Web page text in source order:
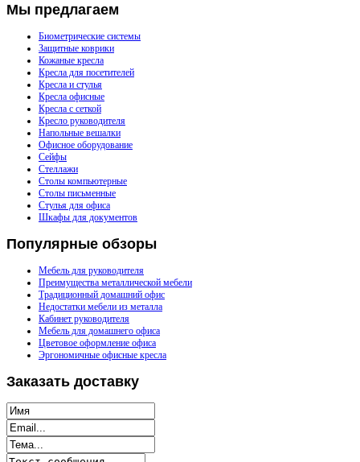
Мы предлагаем
Биометрические системы
Защитные коврики
Кожаные кресла
Кресла для посетителей
Кресла и стулья
Кресла офисные
Кресла с сеткой
Кресло руководителя
Напольные вешалки
Офисное оборудование
Сейфы
Стеллажи
Столы компьютерные
Столы письменные
Стулья для офиса
Шкафы для документов
Популярные обзоры
Мебель для руководителя
Преимущества металлической мебели
Традиционный домашний офис
Недостатки мебели из металла
Кабинет руководителя
Мебель для домашнего офиса
Цветовое оформление офиса
Эргономичные офисные кресла
Заказать доставку